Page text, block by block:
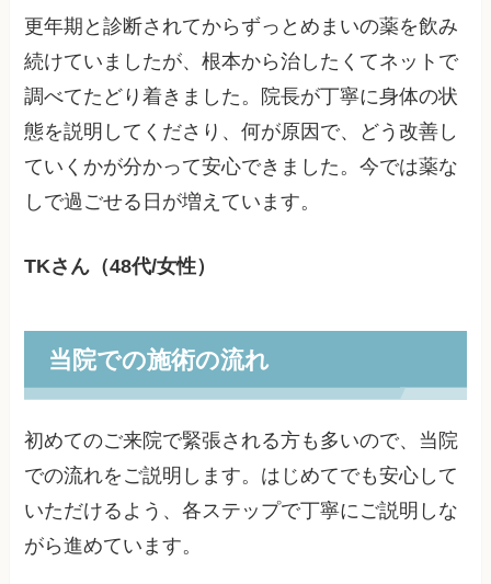
更年期と診断されてからずっとめまいの薬を飲み
続けていましたが、根本から治したくてネットで
調べてたどり着きました。院長が丁寧に身体の状
態を説明してくださり、何が原因で、どう改善し
ていくかが分かって安心できました。今では薬な
しで過ごせる日が増えています。
TKさん（48代/女性）
当院での施術の流れ
初めてのご来院で緊張される方も多いので、当院
での流れをご説明します。はじめてでも安心して
いただけるよう、各ステップで丁寧にご説明しな
がら進めています。